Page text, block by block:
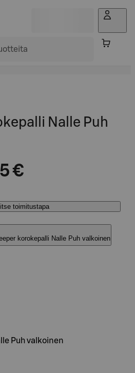
Nalle Puh
€
toimitustapa
korokepalli Nalle Puh valkoinen
Puh valkoinen